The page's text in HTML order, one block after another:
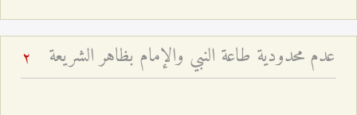
عدم محدودية طاعة النبي والإمام بظاهر الشريعة 2